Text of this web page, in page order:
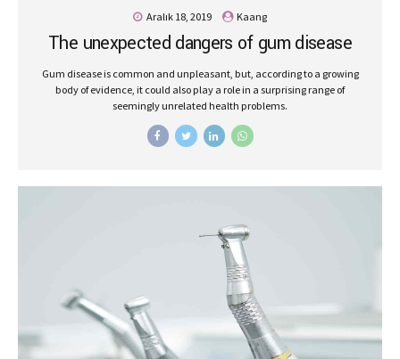
Aralık 18, 2019 Kaang
The unexpected dangers of gum disease
Gum disease is common and unpleasant, but, according to a growing
body of evidence, it could also play a role in a surprising range of
seemingly unrelated health problems.